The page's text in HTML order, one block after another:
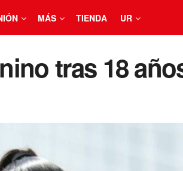
MÁS TIENDA UR
tras 18